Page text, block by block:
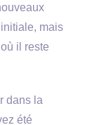
mais
il reste
dans la
été